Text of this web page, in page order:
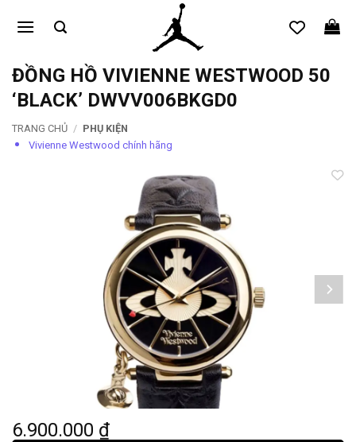
qua
dungĐỒNG HỒ VIVIENNE WESTWOOD 50
‘BLACK’ DWVV006BKGD0
TRANG CHỦ / PHỤ KIỆN
Vivienne Westwood chính hãng
6.900.000 ₫